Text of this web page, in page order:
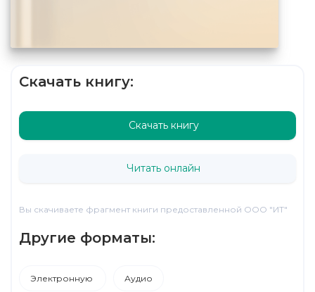
Скачать книгу:
Скачать книгу
Читать онлайн
Вы скачиваете фрагмент книги предоставленной ООО "ИТ"
Другие форматы:
Электронную Аудио